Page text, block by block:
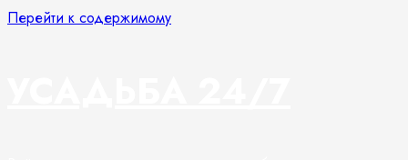
Перейти к содержимому